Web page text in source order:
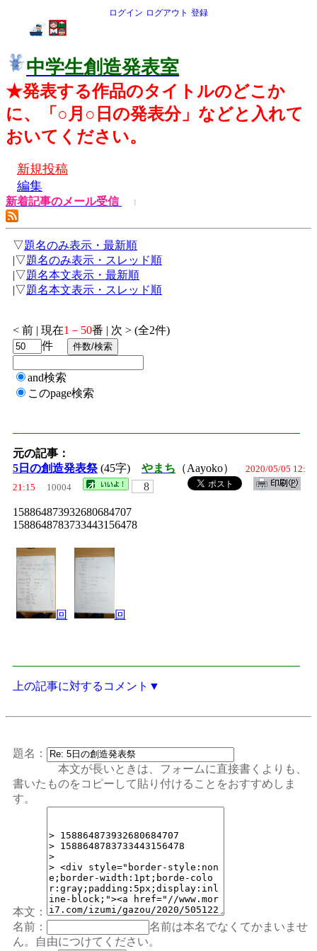
ログイン ログアウト 登録
中学生創造発表室
★発表する作品のタイトルのどこか
に、「○月○日の発表分」などと入れて
おいてください。
新規投稿
編集
新着記事のメール受信 1
▽題名のみ表示・最新順
|▽題名のみ表示・スレッド順
|▽題名本文表示・最新順
|▽題名本文表示・スレッド順
< 前 | 現在1－50番 | 次 > (全2件)
件
and検索
このpage検索
元の記事：
5日の創造発表祭(45字) やまち （Aayoko） 2020/05/05 12:
21:15
10004 8
158864873932680684707
1588648783733443156478
回 回
上の記事に対するコメント▼
題名：
本文が長いときは、フォームに直接書くよりも、
書いたものをコピーして貼り付けることをおすすめしま
す。
本文：
名前：
名前は本名でなくてかまいませ
ん。自由につけてください。